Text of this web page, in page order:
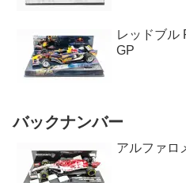
レッドブル
GP
バックナンバー
アルファロ